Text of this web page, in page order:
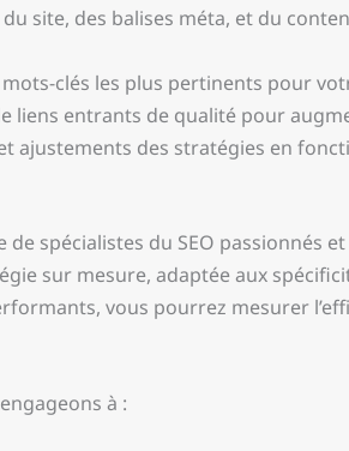
site, des balises méta, et du
clés les plus pertinents pour
entrants de qualité pour
des stratégies en
spécialistes du SEO passionnés
sur mesure, adaptée aux
vous pourrez mesurer
à :